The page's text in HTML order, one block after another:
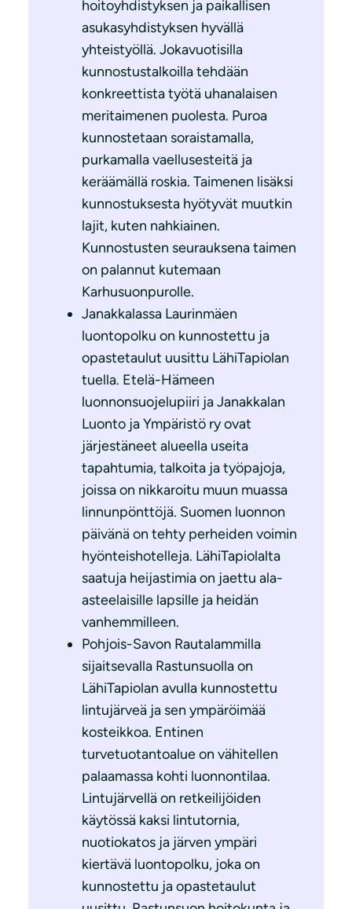
hoitoyhdistyksen ja paikallisen
asukasyhdistyksen hyvällä
yhteistyöllä. Jokavuotisilla
kunnostustalkoilla tehdään
konkreettista työtä uhanalaisen
meritaimenen puolesta. Puroa
kunnostetaan soraistamalla,
purkamalla vaellusesteitä ja
keräämällä roskia. Taimenen lisäksi
kunnostuksesta hyötyvät muutkin
lajit, kuten nahkiainen.
Kunnostusten seurauksena taimen
on palannut kutemaan
Karhusuonpurolle.
Janakkalassa Laurinmäen
luontopolku on kunnostettu ja
opastetaulut uusittu LähiTapiolan
tuella. Etelä-Hämeen
luonnonsuojelupiiri ja Janakkalan
Luonto ja Ympäristö ry ovat
järjestäneet alueella useita
tapahtumia, talkoita ja työpajoja,
joissa on nikkaroitu muun muassa
linnunpönttöjä. Suomen luonnon
päivänä on tehty perheiden voimin
hyönteishotelleja. LähiTapiolalta
saatuja heijastimia on jaettu ala-
asteelaisille lapsille ja heidän
vanhemmilleen.
Pohjois-Savon Rautalammilla
sijaitsevalla Rastunsuolla on
LähiTapiolan avulla kunnostettu
lintujärveä ja sen ympäröimää
kosteikkoa. Entinen
turvetuotantoalue on vähitellen
palaamassa kohti luonnontilaa.
Lintujärvellä on retkeilijöiden
käytössä kaksi lintutornia,
nuotiokatos ja järven ympäri
kiertävä luontopolku, joka on
kunnostettu ja opastetaulut